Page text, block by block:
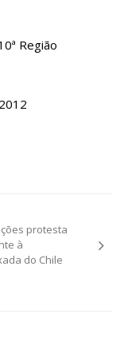
Região
protesta
à
do Chile